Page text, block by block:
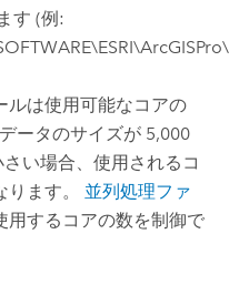
す (例:
ルは使用可能なコアの
ータのサイズが 5,000
い場合、使用されるコ
ります。 並列処理ファ
用するコアの数を制御で